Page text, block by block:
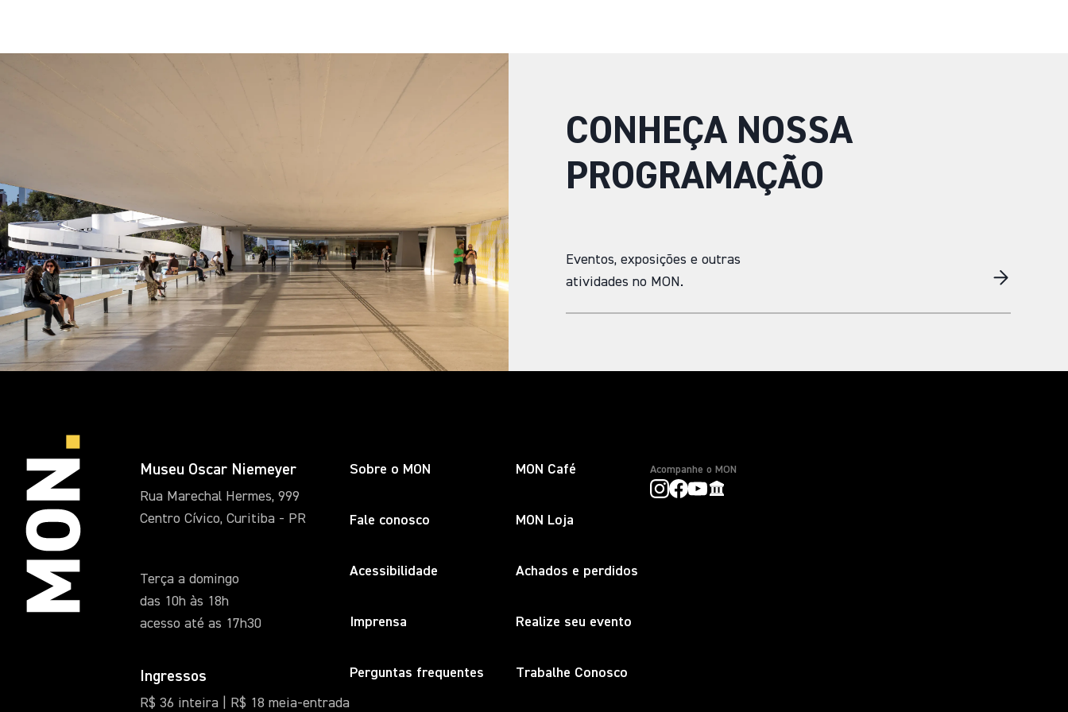
CONHEÇA NOSSA
PROGRAMAÇÃO
Eventos, exposições e outras
atividades no MON.
Museu Oscar Niemeyer
Rua Marechal Hermes, 999
Centro Cívico, Curitiba - PR
Terça a domingo
das 10h às 18h
acesso até as 17h30
Ingressos
R$ 36 inteira | R$ 18 meia-entrada
Sobre o MON
Fale conosco
Acessibilidade
Imprensa
Perguntas frequentes
MON Café
MON Loja
Achados e perdidos
Realize seu evento
Trabalhe Conosco
Acompanhe o MON